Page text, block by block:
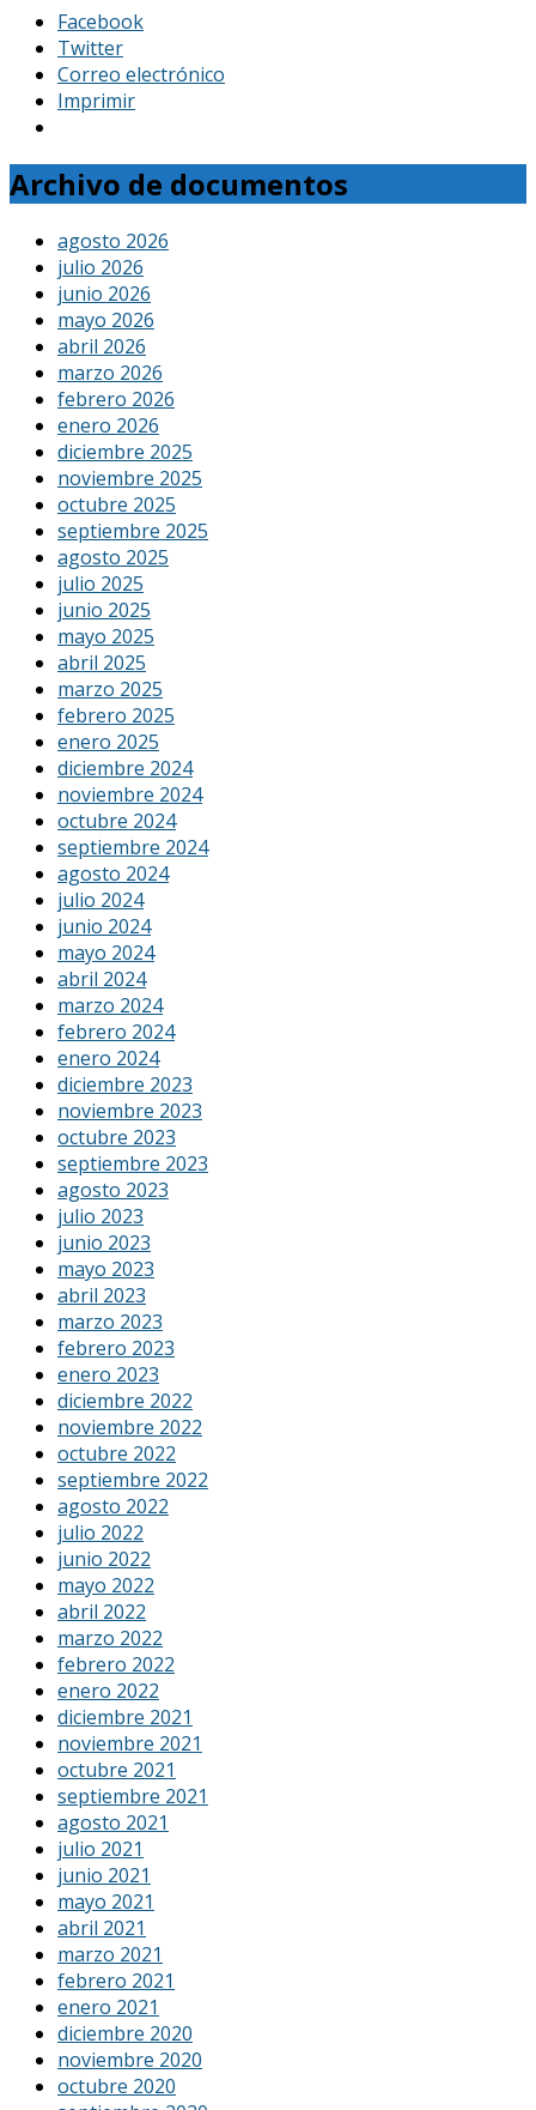
Facebook
Twitter
Correo electrónico
Imprimir
Archivo de documentos
agosto 2026
julio 2026
junio 2026
mayo 2026
abril 2026
marzo 2026
febrero 2026
enero 2026
diciembre 2025
noviembre 2025
octubre 2025
septiembre 2025
agosto 2025
julio 2025
junio 2025
mayo 2025
abril 2025
marzo 2025
febrero 2025
enero 2025
diciembre 2024
noviembre 2024
octubre 2024
septiembre 2024
agosto 2024
julio 2024
junio 2024
mayo 2024
abril 2024
marzo 2024
febrero 2024
enero 2024
diciembre 2023
noviembre 2023
octubre 2023
septiembre 2023
agosto 2023
julio 2023
junio 2023
mayo 2023
abril 2023
marzo 2023
febrero 2023
enero 2023
diciembre 2022
noviembre 2022
octubre 2022
septiembre 2022
agosto 2022
julio 2022
junio 2022
mayo 2022
abril 2022
marzo 2022
febrero 2022
enero 2022
diciembre 2021
noviembre 2021
octubre 2021
septiembre 2021
agosto 2021
julio 2021
junio 2021
mayo 2021
abril 2021
marzo 2021
febrero 2021
enero 2021
diciembre 2020
noviembre 2020
octubre 2020